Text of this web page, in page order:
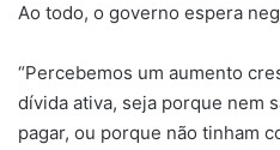
Ao todo, o governo espera
“Percebemos um aumento
dívida ativa, seja porque nem
pagar, ou porque não tinham